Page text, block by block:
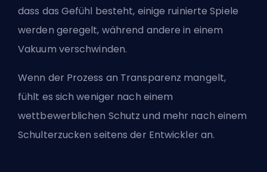
dass das Gefühl besteht, einige ruinierte Spiele
werden geregelt, während andere in einem
Vakuum verschwinden.
Wenn der Prozess an Transparenz mangelt,
fühlt es sich weniger nach einem
wettbewerblichen Schutz und mehr nach einem
Schulterzucken seitens der Entwickler an.